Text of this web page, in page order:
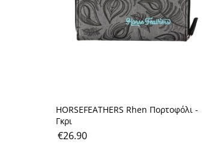
HORSEFEATHERS Rhen Πορτοφόλι -
Γκρι
€26.90